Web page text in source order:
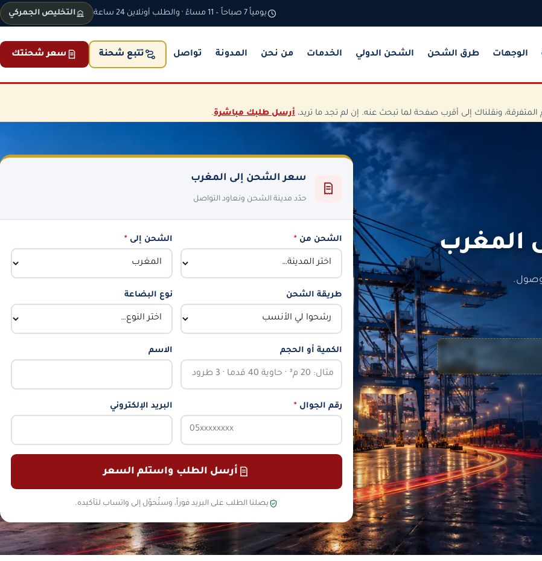
يومياً 7 صباحاً – 11 مساءً · والطلب أونلاين 24 ساعة التخليص الجمركي
الوجهات طرق الشحن الشحن الدولي الخدمات من نحن المدونة تواصل تتبع شحنة سعر شحنتك
ونقلناك إلى أقرب صفحة لما تبحث عنه. إن لم تجد ما تريد، أرسل طلبك مباشرة.
المغرب
سعر الشحن إلى المغرب
حدّد مدينة الشحن ونعاود التواصل
الشحن من * الشحن إلى *
طريقة الشحن نوع البضاعة
الكمية أو الحجم الاسم
رقم الجوال * البريد الإلكتروني
أرسل الطلب واستلم السعر
يصلنا الطلب على البريد فوراً، وستُحوَّل إلى واتساب لتأكيده.